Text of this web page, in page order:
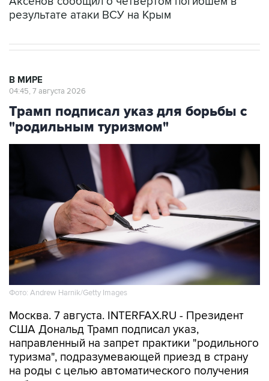
Трамп подписал указ для борьбы с
"родильным туризмом"
Фото: Andrew Harnik/Getty Images
Москва. 7 августа. INTERFAX.RU - Президент
направленный на запрет практики "родильного
туризма", подразумевающей приезд в страну
на роды с целью автоматического получения
ребенком американского гражданства,
сообщаетсяна сайте Белого дома.